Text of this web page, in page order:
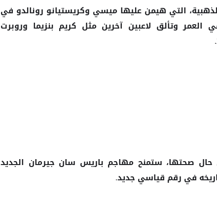
التي هيمن عليها ميسي وكريستيانو رونالدو في
العمر وتألق لاعبين آخرين مثل كريم بنزيما وروبرت
حال صحتها، ستمنح مهاجم باريس سان جيرمان الجديد
في رقم قياسي جديد.